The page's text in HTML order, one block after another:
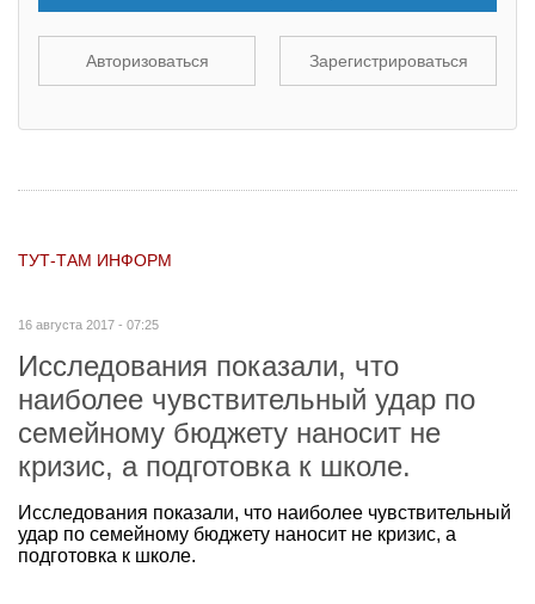
Авторизоваться Зарегистрироваться
ТУТ-ТАМ ИНФОРМ
16 августа 2017 - 07:25
Исследования показали, что
наиболее чувствительный удар по
семейному бюджету наносит не
кризис, а подготовка к школе.
Исследования показали, что наиболее чувствительный
удар по семейному бюджету наносит не кризис, а
подготовка к школе.